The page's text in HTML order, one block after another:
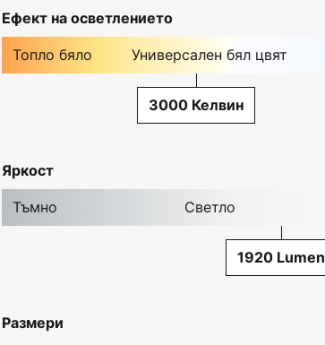
Ефект на осветлението
Топло бяло Универсален бял цвят
3000 Келвин
Яркост
Тъмно Светло
1920 Lumen
Размери